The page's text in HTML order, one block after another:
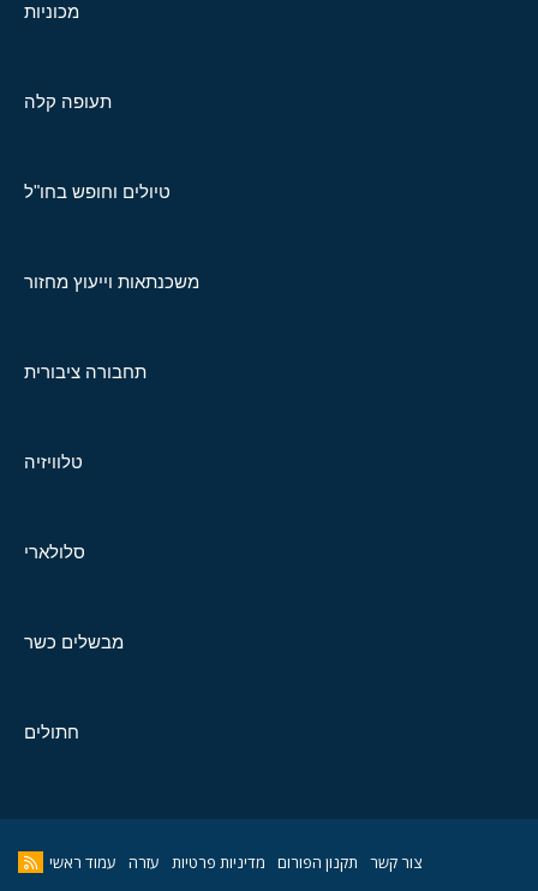
מכוניות
תעופה קלה
טיולים וחופש בחו"ל
משכנתאות וייעוץ מחזור
תחבורה ציבורית
טלוויזיה
סלולארי
מבשלים כשר
חתולים
צור קשר תקנון הפורום מדיניות פרטיות עזרה עמוד ראשי